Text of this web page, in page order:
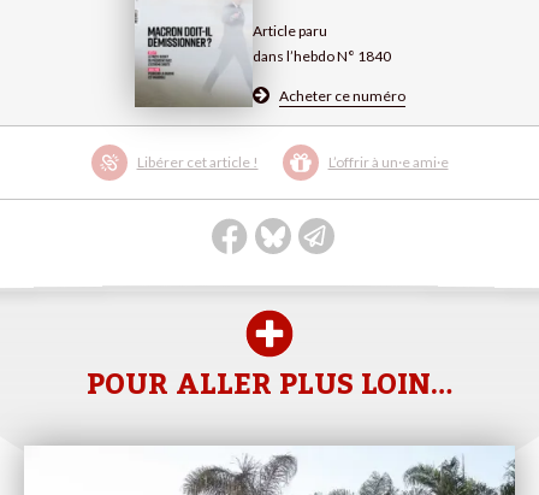
Article paru
dans l’hebdo N° 1840
Acheter ce numéro
Libérer cet article ! L’offrir à un·e ami·e
POUR ALLER PLUS LOIN…